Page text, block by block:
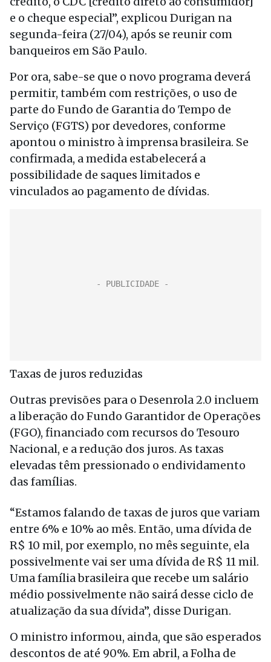
e o cheque especial”, explicou Durigan na
segunda-feira (27/04), após se reunir com
banqueiros em São Paulo.
Por ora, sabe-se que o novo programa deverá
permitir, também com restrições, o uso de
parte do Fundo de Garantia do Tempo de
Serviço (FGTS) por devedores, conforme
apontou o ministro à imprensa brasileira. Se
confirmada, a medida estabelecerá a
possibilidade de saques limitados e
vinculados ao pagamento de dívidas.
Taxas de juros reduzidas
Outras previsões para o Desenrola 2.0 incluem
a liberação do Fundo Garantidor de Operações
(FGO), financiado com recursos do Tesouro
Nacional, e a redução dos juros. As taxas
elevadas têm pressionado o endividamento
das famílias.
“Estamos falando de taxas de juros que variam
entre 6% e 10% ao mês. Então, uma dívida de
R$ 10 mil, por exemplo, no mês seguinte, ela
possivelmente vai ser uma dívida de R$ 11 mil.
Uma família brasileira que recebe um salário
médio possivelmente não sairá desse ciclo de
atualização da sua dívida”, disse Durigan.
O ministro informou, ainda, que são esperados
descontos de até 90%. Em abril, a Folha de